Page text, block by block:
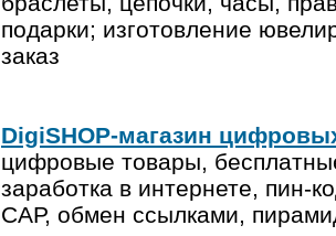
подарки; изготовление
заказ
DigiSHOP-магазин
цифровые товары,
заработка в интернете, пин-
САР, обмен ссылками,